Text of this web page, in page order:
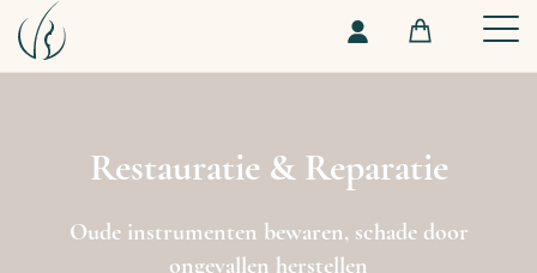
Restauratie & Reparatie
Oude instrumenten bewaren, schade door
ongevallen herstellen